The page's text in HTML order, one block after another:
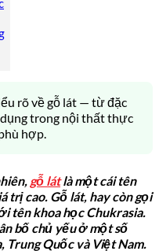
rõ về gỗ lát — từ đặc
trong nội thất thực
hợp.
gỗ lát là một cái tên
trị cao. Gỗ lát, hay còn gọi
tên khoa học Chukrasia.
bố chủ yếu ở một số
Trung Quốc và Việt Nam.